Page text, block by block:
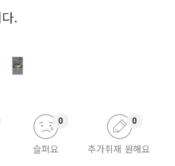
.
슬퍼요
0
추가취재 원해요
0